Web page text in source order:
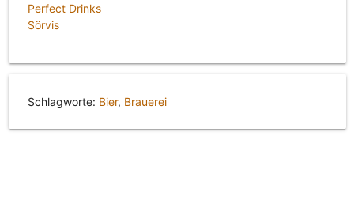
Perfect Drinks
Sörvis
Schlagworte: Bier, Brauerei